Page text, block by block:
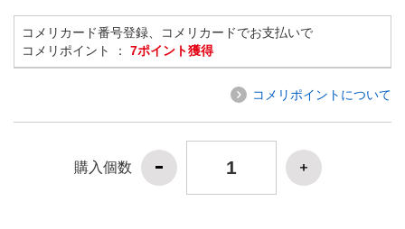
コメリカード番号登録、コメリカードでお支払いで
コメリポイント ： 7ポイント獲得
コメリポイントについて
購入個数